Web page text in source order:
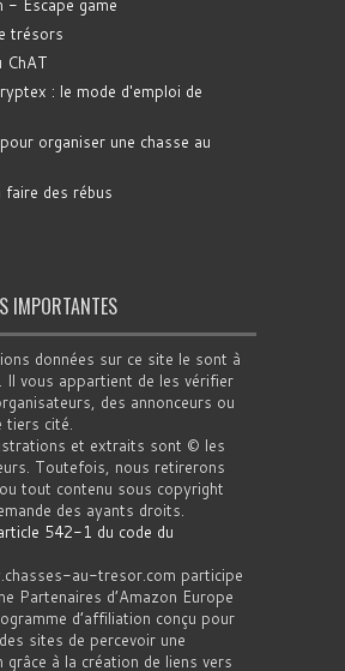
- Escape game
trésors
ChAT
: le mode d'emploi de
organiser une chasse au
faire des rébus
IMPORTANTES
données sur ce site le sont à
Il vous appartient de les vérifier
des annonceurs ou
tiers cité.
et extraits sont © les
Toutefois, nous retirerons
tout contenu sous copyright
des ayants droits.
542-1 du code du
au-tresor.com participe
Partenaires d’Amazon Europe
d’affiliation conçu pour
sites de percevoir une
grâce à la création de liens vers